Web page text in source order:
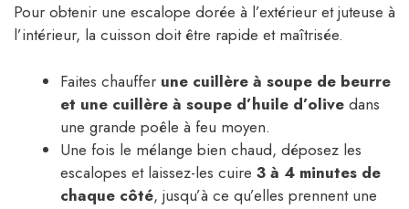
Pour obtenir une escalope dorée à l’extérieur et juteuse à
l’intérieur, la cuisson doit être rapide et maîtrisée.
Faites chauffer une cuillère à soupe de beurre
et une cuillère à soupe d’huile d’olive dans
une grande poêle à feu moyen.
Une fois le mélange bien chaud, déposez les
escalopes et laissez-les cuire 3 à 4 minutes de
chaque côté, jusqu’à ce qu’elles prennent une